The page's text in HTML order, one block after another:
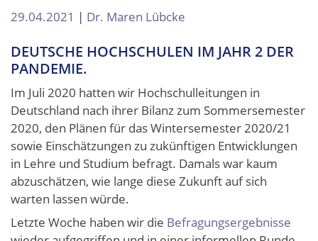
29.04.2021 | Dr. Maren Lübcke
DEUTSCHE HOCHSCHULEN IM JAHR 2 DER
PANDEMIE.
Im Juli 2020 hatten wir Hochschulleitungen in
Deutschland nach ihrer Bilanz zum Sommersemester
2020, den Plänen für das Wintersemester 2020/21
sowie Einschätzungen zu zukünftigen Entwicklungen
in Lehre und Studium befragt. Damals war kaum
abzuschätzen, wie lange diese Zukunft auf sich
warten lassen würde.
Letzte Woche haben wir die Befragungsergebnisse